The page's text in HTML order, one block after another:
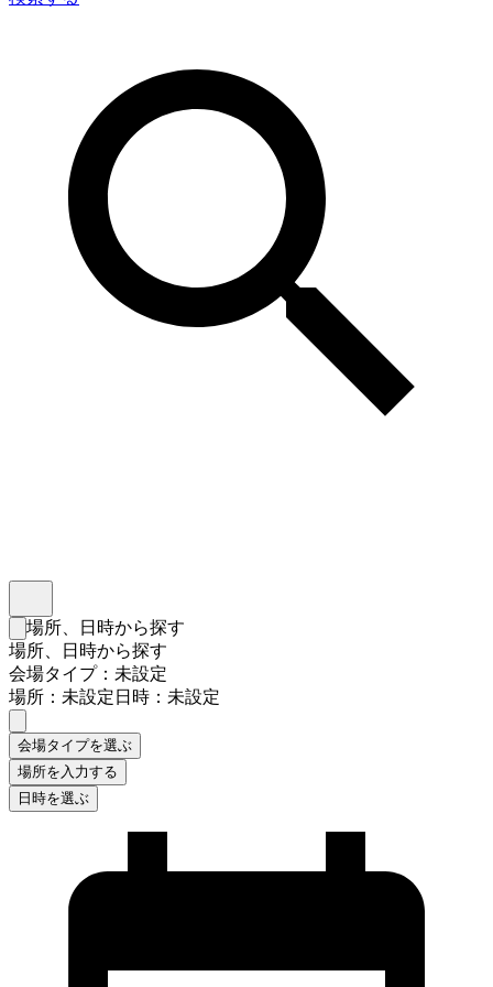
検索フォームを閉じる
場所、日時から探す
場所、日時から探す
会場タイプ：未設定
場所：未設定日時：未設定
会場タイプを選ぶ
場所を入力する
日時を選ぶ